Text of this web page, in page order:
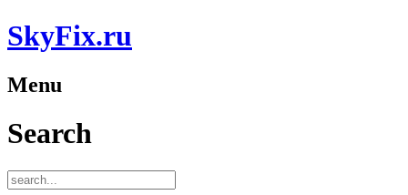
SkyFix.ru
Menu
Search